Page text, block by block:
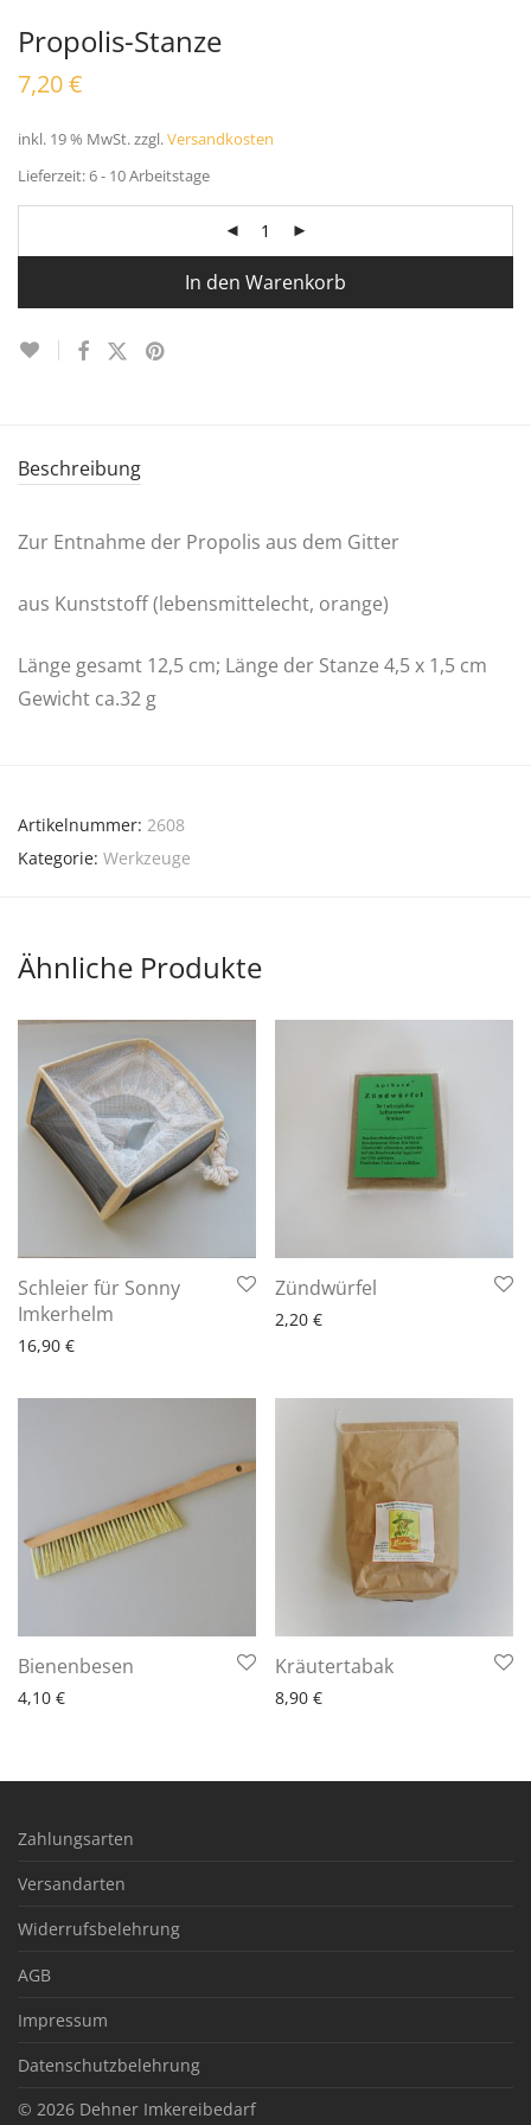
Propolis-Stanze
7,20€
inkl. 19 % MwSt.zzgl.Versandkosten
Lieferzeit:6 - 10 Arbeitstage
In den Warenkorb
Beschreibung
Zur Entnahme der Propolis aus dem Gitter
aus Kunststoff (lebensmittelecht, orange)
Länge gesamt 12,5 cm; Länge der Stanze 4,5 x 1,5 cm
Gewicht ca.32 g
Artikelnummer: 2608
Kategorie: Werkzeuge
Ähnliche Produkte
Schleier für Sonny
Imkerhelm
16,90 €
6 - 10 Arbeitstage
Zündwürfel
2,20 €
6 - 10 Arbeitstage
Bienenbesen
4,10 €
6 - 10 Arbeitstage Kräutertabak
8,90 €
6 - 10 Arbeitstage
Zahlungsarten
Versandarten
Widerrufsbelehrung
AGB
Impressum
Datenschutzbelehrung
© 2026 Dehner Imkereibedarf